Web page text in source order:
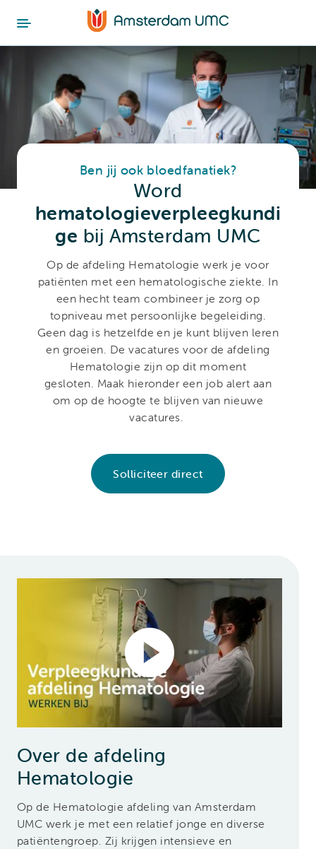
Word
hematologieverpleegkundi
ge bij Amsterdam UMC
Ben jij ook bloedfanatiek?
Op de afdeling Hematologie werk je voor
patiënten met een hematologische ziekte. In
een hecht team combineer je zorg op
topniveau met persoonlijke begeleiding.
Geen dag is hetzelfde en je kunt blijven leren
en groeien. De vacatures voor de afdeling
Hematologie zijn op dit moment
gesloten. Maak hieronder een job alert aan
om op de hoogte te blijven van nieuwe
vacatures.
Solliciteer direct
Over de afdeling
Hematologie
Op de Hematologie afdeling van Amsterdam
UMC werk je met een relatief jonge en diverse
patiëntengroep. Zij krijgen intensieve en